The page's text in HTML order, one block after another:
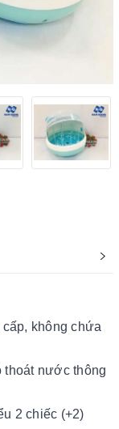
không chứa
thoát nước thông
2 chiếc (+2)